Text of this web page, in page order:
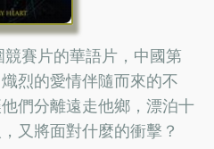
賽片的華語片，中國第
烈的愛情伴隨而來的不
們分離遠走他鄉，漂泊十
又將面對什麼的衝擊？